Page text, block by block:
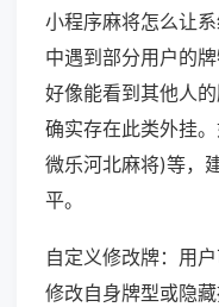
小程序麻将怎么让
中遇到部分用户的
好像能看到其他人
确实存在此类外挂
微乐河北麻将)等，
平。
自定义修改牌：用
修改自身牌型或隐